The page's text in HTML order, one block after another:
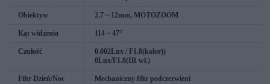
Obiektyw 2.7 ~ 12mm, MOTOZOOM
Kąt widzenia 114 ~ 47°
Czułość
0.002Lux / F1.8(kolor))
0Lux/F1.8(IR wł.)
Filtr Dzień/Noc Mechaniczny filtr podczerwieni